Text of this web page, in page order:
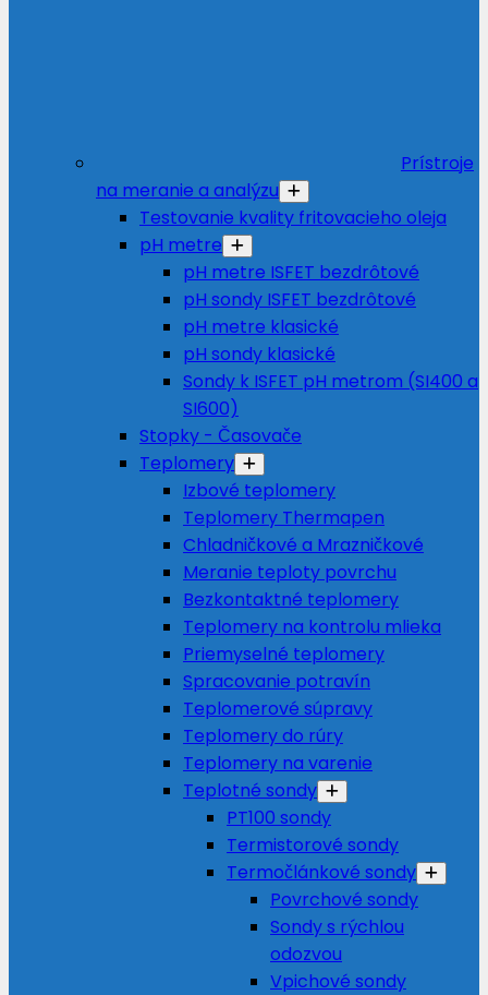
Prístroje
na meranie a analýzu
Testovanie kvality fritovacieho oleja
pH metre
pH metre ISFET bezdrôtové
pH sondy ISFET bezdrôtové
pH metre klasické
pH sondy klasické
Sondy k ISFET pH metrom (SI400 a
SI600)
Stopky - Časovače
Teplomery
Izbové teplomery
Teplomery Thermapen
Chladničkové a Mrazničkové
Meranie teploty povrchu
Bezkontaktné teplomery
Teplomery na kontrolu mlieka
Priemyselné teplomery
Spracovanie potravín
Teplomerové súpravy
Teplomery do rúry
Teplomery na varenie
Teplotné sondy
PT100 sondy
Termistorové sondy
Termočlánkové sondy
Povrchové sondy
Sondy s rýchlou
odozvou
Vpichové sondy